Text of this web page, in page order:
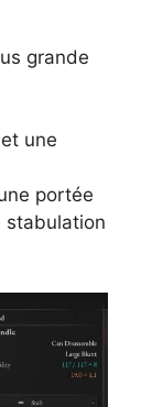
grande
une
portée
stabulation